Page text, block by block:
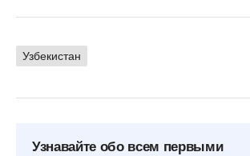
Узбекистан
Узнавайте обо всем первыми